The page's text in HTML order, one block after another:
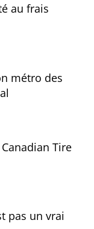
au frais
métro des
Tire
pas un vrai